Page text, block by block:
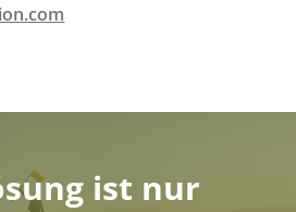
ist nur